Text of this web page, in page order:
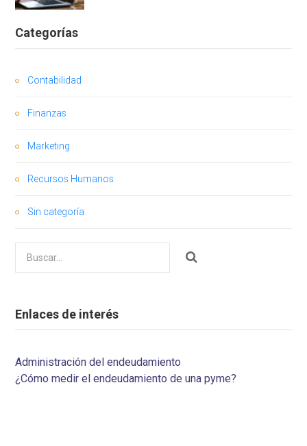
Categorías
Contabilidad
Finanzas
Marketing
Recursos Humanos
Sin categoría
por:
Enlaces de interés
Administración del endeudamiento
¿Cómo medir el endeudamiento de una pyme?